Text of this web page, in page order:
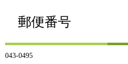
郵便番号
043-0495